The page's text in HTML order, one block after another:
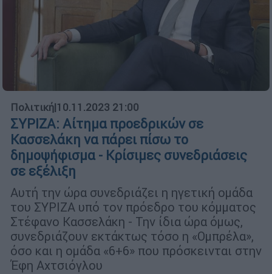
Πολιτική|10.11.2023 21:00
ΣΥΡΙΖΑ: Αίτημα προεδρικών σε
Κασσελάκη να πάρει πίσω το
δημοψήφισμα - Κρίσιμες συνεδριάσεις
σε εξέλιξη
Αυτή την ώρα συνεδριάζει η ηγετική ομάδα
του ΣΥΡΙΖΑ υπό τον πρόεδρο του κόμματος
Στέφανο Κασσελάκη - Την ίδια ώρα όμως,
συνεδριάζουν εκτάκτως τόσο η «Ομπρέλα»,
όσο και η ομάδα «6+6» που πρόσκεινται στην
Έφη Αχτσιόγλου